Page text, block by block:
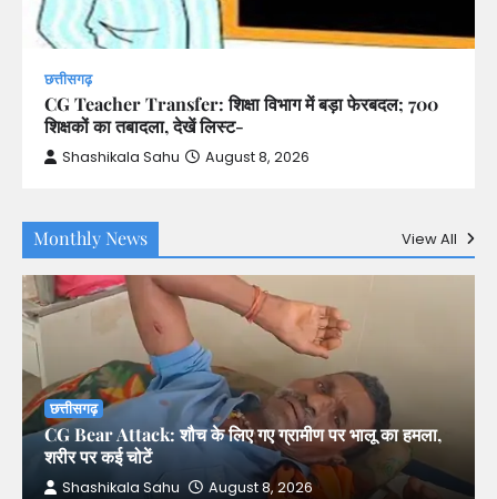
छत्तीसगढ़
CG Teacher Transfer: शिक्षा विभाग में बड़ा फेरबदल; 700
शिक्षकों का तबादला, देखें लिस्ट-
Shashikala Sahu August 8, 2026
Monthly News View All
छत्तीसगढ़
CG Bear Attack: शौच के लिए गए ग्रामीण पर भालू का हमला,
शरीर पर कई चोटें
Shashikala Sahu August 8, 2026